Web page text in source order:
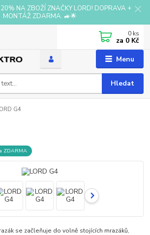
NA ZBOŽÍ ZNAČKY LORD! DOPRAVA +
MONTÁŽ ZDARMA. 🚙🌟
Menu
Hledat
0 ks
za 0 Kč
G4
ZDARMA
se začleňuje do volně stojících mrazáků,